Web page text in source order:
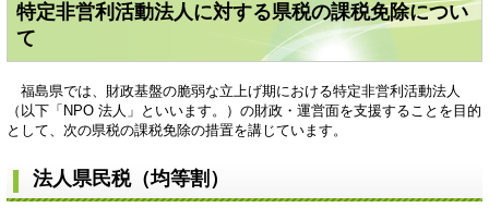
特定非営利活動法人に対する県税の課税免除につい
て
福島県では、財政基盤の脆弱な立上げ期における特定非営利活動法人
（以下「NPO 法人」といいます。）の財政・運営面を支援することを目的
として、次の県税の課税免除の措置を講じています。
法人県民税（均等割）